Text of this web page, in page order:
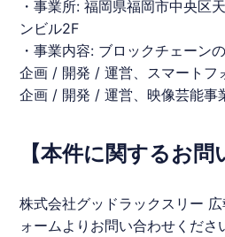
・事業所: 福岡県福岡市中央区
ンビル2F
・事業内容: ブロックチェーン
企画 / 開発 / 運営、スマートフ
企画 / 開発 / 運営、映像芸能事
【本件に関するお問
株式会社グッドラックスリー
ォームよりお問い合わせくださ